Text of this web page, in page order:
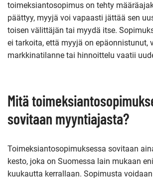
toimeksiantosopimus on tehty
päättyy, myyjä voi vapaasti jättää sen
toisen välittäjän tai myydä itse.
ei tarkoita, että myyjä on epäonnistunut,
markkinatilanne tai hinnoittelu vaatii
Mitä
sovitaan myyntiajasta?
Toimeksiantosopimuksessa sovitaan
kesto, joka on Suomessa lain mukaan
kuukautta kerrallaan. Sopimusta